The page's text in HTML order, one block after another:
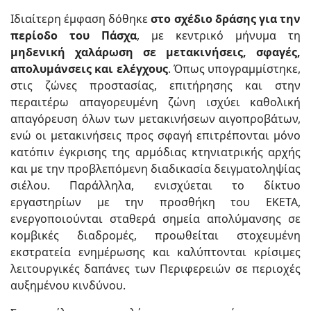
Ιδιαίτερη έμφαση δόθηκεστο σχέδιο δράσης για την
περίοδο του Πάσχα, με κεντρικό μήνυμα τη
μηδενική χαλάρωση σε μετακινήσεις, σφαγές,
απολυμάνσεις και ελέγχους. Όπως υπογραμμίστηκε,
στις ζώνες προστασίας, επιτήρησης και στην
περαιτέρω απαγορευμένη ζώνη ισχύει καθολική
απαγόρευση όλων των μετακινήσεων αιγοπροβάτων,
ενώ οι μετακινήσεις προς σφαγή επιτρέπονται μόνο
κατόπιν έγκρισης της αρμόδιας κτηνιατρικής αρχής
και με την προβλεπόμενη διαδικασία δειγματοληψίας
σιέλου. Παράλληλα, ενισχύεται το δίκτυο
εργαστηρίων με την προσθήκη του ΕΚΕΤΑ,
ενεργοποιούνται σταθερά σημεία απολύμανσης σε
κομβικές διαδρομές, προωθείται στοχευμένη
εκστρατεία ενημέρωσης και καλύπτονται κρίσιμες
λειτουργικές δαπάνες των Περιφερειών σε περιοχές
αυξημένου κινδύνου.